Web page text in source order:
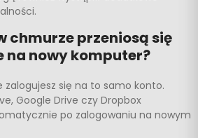
chmurze przeniosą się
nowy komputer?
zalogujesz się na to samo konto.
Google Drive czy Dropbox
po zalogowaniu na nowym